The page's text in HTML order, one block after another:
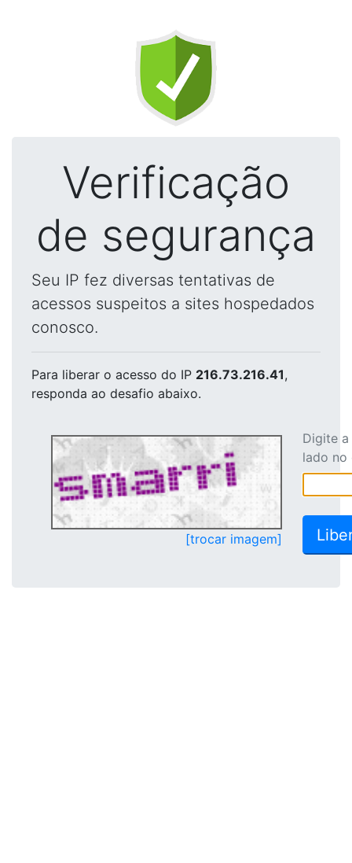
Verificação
de segurança
Seu IP fez diversas tentativas de
acessos suspeitos a sites hospedados
conosco.
Para liberar o acesso do IP 216.73.216.41,
responda ao desafio abaixo.
[trocar imagem]
Digite
lado no